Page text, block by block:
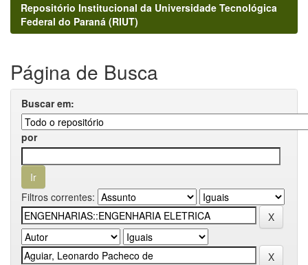
Repositório Institucional da Universidade Tecnológica
Federal do Paraná (RIUT)
Página de Busca
Buscar em:
por
Filtros correntes: